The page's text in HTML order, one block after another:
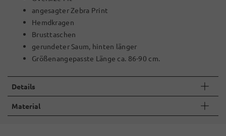
angesagter Zebra Print
Hemdkragen
Brusttaschen
gerundeter Saum, hinten länger
Größenangepasste Länge ca. 86-90 cm.
Details
Material